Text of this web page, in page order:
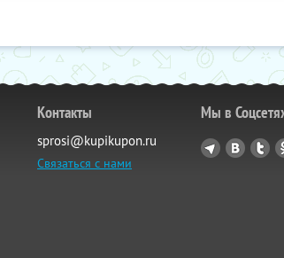
Контакты
sprosi@kupikupon.ru
Связаться с нами
Мы в